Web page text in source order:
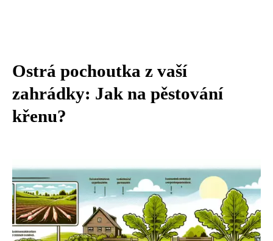
Ostrá pochoutka z vaší
zahrádky: Jak na pěstování
křenu?